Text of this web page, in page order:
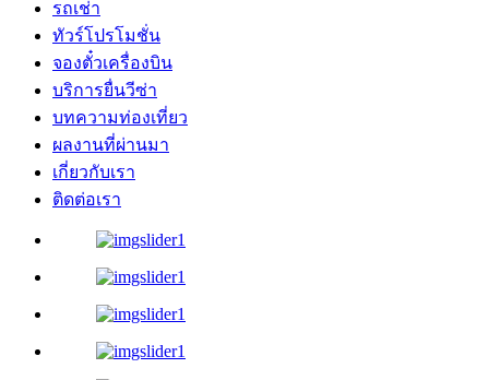
รถเช่า
ทัวร์โปรโมชั่น
จองตั๋วเครื่องบิน
บริการยื่นวีซ่า
บทความท่องเที่ยว
ผลงานที่ผ่านมา
เกี่ยวกับเรา
ติดต่อเรา